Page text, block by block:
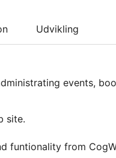
Udvikling
events,
site.
funtionality from